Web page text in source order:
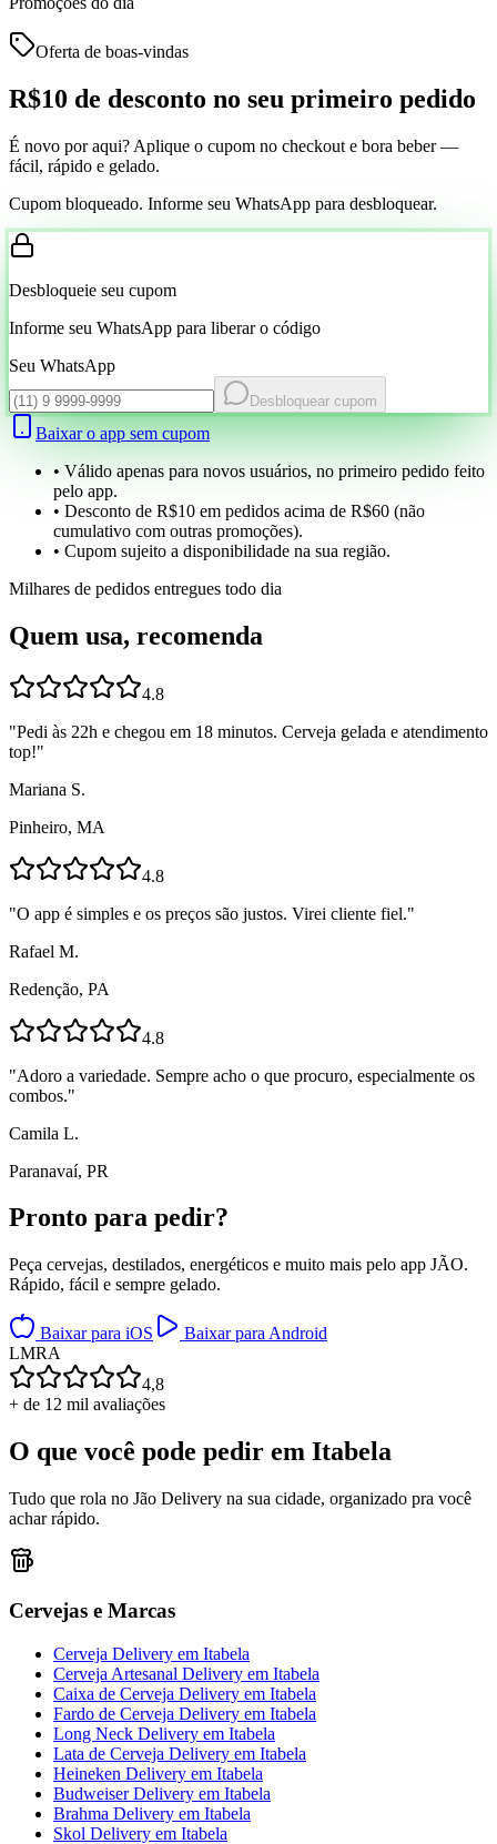
Oferta de boas-vindas
R$10 de desconto no seu primeiro pedido
É novo por aqui? Aplique o cupom no checkout e bora beber —
fácil, rápido e gelado.
Cupom bloqueado. Informe seu WhatsApp para desbloquear.
Desbloqueie seu cupom
Informe seu WhatsApp para liberar o código
Seu WhatsApp
Desbloquear cupom
Baixar o app sem cupom
• Válido apenas para novos usuários, no primeiro pedido feito
pelo app.
• Desconto de R$10 em pedidos acima de R$60 (não
cumulativo com outras promoções).
• Cupom sujeito a disponibilidade na sua região.
Milhares de pedidos entregues todo dia
Quem usa, recomenda
4.8
"Pedi às 22h e chegou em 18 minutos. Cerveja gelada e atendimento
top!"
Mariana S.
Pinheiro, MA
4.8
"O app é simples e os preços são justos. Virei cliente fiel."
Rafael M.
Redenção, PA
4.8
"Adoro a variedade. Sempre acho o que procuro, especialmente os
combos."
Camila L.
Paranavaí, PR
Pronto para pedir?
Peça cervejas, destilados, energéticos e muito mais pelo app JÃO.
Rápido, fácil e sempre gelado.
Baixar para iOS
Baixar para Android
LMRA
4,8
+ de 12 mil avaliações
O que você pode pedir em Itabela
Tudo que rola no Jão Delivery na sua cidade, organizado pra você
achar rápido.
Cervejas e Marcas
Cerveja Delivery em Itabela
Cerveja Artesanal Delivery em Itabela
Caixa de Cerveja Delivery em Itabela
Fardo de Cerveja Delivery em Itabela
Long Neck Delivery em Itabela
Lata de Cerveja Delivery em Itabela
Heineken Delivery em Itabela
Budweiser Delivery em Itabela
Brahma Delivery em Itabela
Skol Delivery em Itabela